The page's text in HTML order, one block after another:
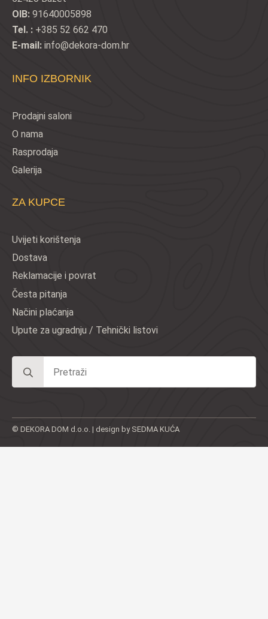
OIB: 91640005898
Tel. : +385 52 662 470
E-mail: info@dekora-dom.hr
INFO IZBORNIK
Prodajni saloni
O nama
Rasprodaja
Galerija
ZA KUPCE
Uvijeti korištenja
Dostava
Reklamacije i povrat
Česta pitanja
Načini plaćanja
Upute za ugradnju / Tehnički listovi
for:
© DEKORA DOM d.o.o. | design by SEDMA KUĆA